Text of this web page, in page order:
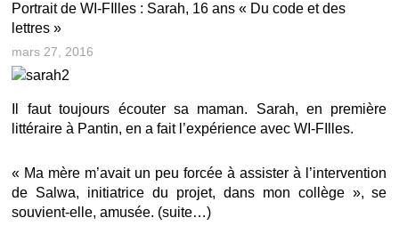
Portrait de WI-FIlles : Sarah, 16 ans « Du code et des
lettres »
mars 27, 2016
Il faut toujours écouter sa maman. Sarah, en première
littéraire à Pantin, en a fait l’expérience avec WI-FIlles.
« Ma mère m’avait un peu forcée à assister à l’intervention
de Salwa, initiatrice du projet, dans mon collège », se
souvient-elle, amusée. (suite…)